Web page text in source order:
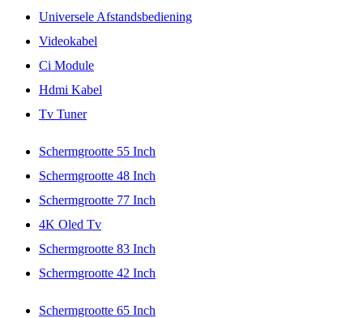
Universele Afstandsbediening
Videokabel
Ci Module
Hdmi Kabel
Tv Tuner
Schermgrootte 55 Inch
Schermgrootte 48 Inch
Schermgrootte 77 Inch
4K Oled Tv
Schermgrootte 83 Inch
Schermgrootte 42 Inch
Schermgrootte 65 Inch